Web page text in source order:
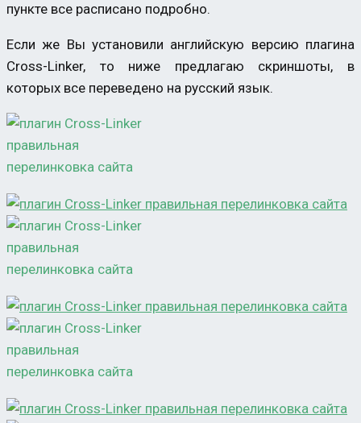
пункте все расписано подробно.
Если же Вы установили английскую версию плагина
Cross-Linker, то ниже предлагаю скриншоты, в
которых все переведено на русский язык.